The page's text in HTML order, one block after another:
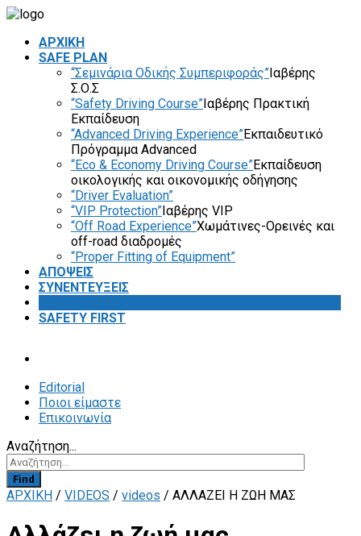
ΑΡΧΙΚΗ
SAFE PLAN
“Σεμινάρια Οδικής Συμπεριφοράς”Ιαβέρης
Σ.Ο.Σ
“Safety Driving Course”Ιαβέρης Πρακτική
Εκπαίδευση
“Advanced Driving Experience”Εκπαιδευτικό
Πρόγραμμα Advanced
“Eco & Economy Driving Course”Εκπαίδευση
οικολογικής και οικονομικής οδήγησης
“Driver Evaluation”
“VIP Protection”Ιαβέρης VIP
“Off Road Experience”Χωμάτινες-Ορεινές και
off-road διαδρομές
“Proper Fitting of Equipment”
ΑΠΟΨΕΙΣ
ΣΥΝΕΝΤΕΥΞΕΙΣ
SAFETY FIRST
Editorial
Ποιοι είμαστε
Επικοινωνία
Αναζήτηση...
Find
ΑΡΧΙΚΗ / VIDEOS / videos / ΑΛΛΆΖΕΙ Η ΖΩΉ ΜΑΣ